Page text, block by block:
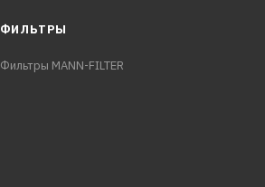
ФИЛЬТРЫ
Фильтры MANN-FILTER